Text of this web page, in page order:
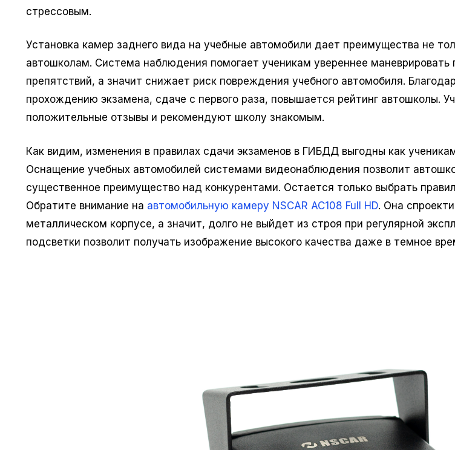
стрессовым.
Установка камер заднего вида на учебные автомобили дает преимущества не
автошколам. Система наблюдения помогает ученикам увереннее маневрировать
препятствий, а значит снижает риск повреждения учебного автомобиля.
прохождению экзамена, сдаче с первого раза, повышается рейтинг автошколы.
положительные отзывы и рекомендуют школу знакомым.
Как видим, изменения в правилах сдачи экзаменов в ГИБДД выгодны как
Оснащение учебных автомобилей системами видеонаблюдения позволит
существенное преимущество над конкурентами. Остается только выбрать
Обратите внимание на автомобильную камеру NSCAR AC108 Full HD. Она
металлическом корпусе, а значит, долго не выйдет из строя при регулярной
подсветки позволит получать изображение высокого качества даже в темное